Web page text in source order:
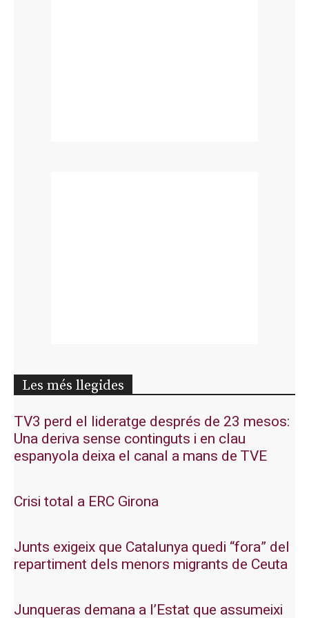
Les més llegides
TV3 perd el lideratge després de 23 mesos:
Una deriva sense continguts i en clau
espanyola deixa el canal a mans de TVE
Crisi total a ERC Girona
Junts exigeix que Catalunya quedi “fora” del
repartiment dels menors migrants de Ceuta
Junqueras demana a l’Estat que assumeixi